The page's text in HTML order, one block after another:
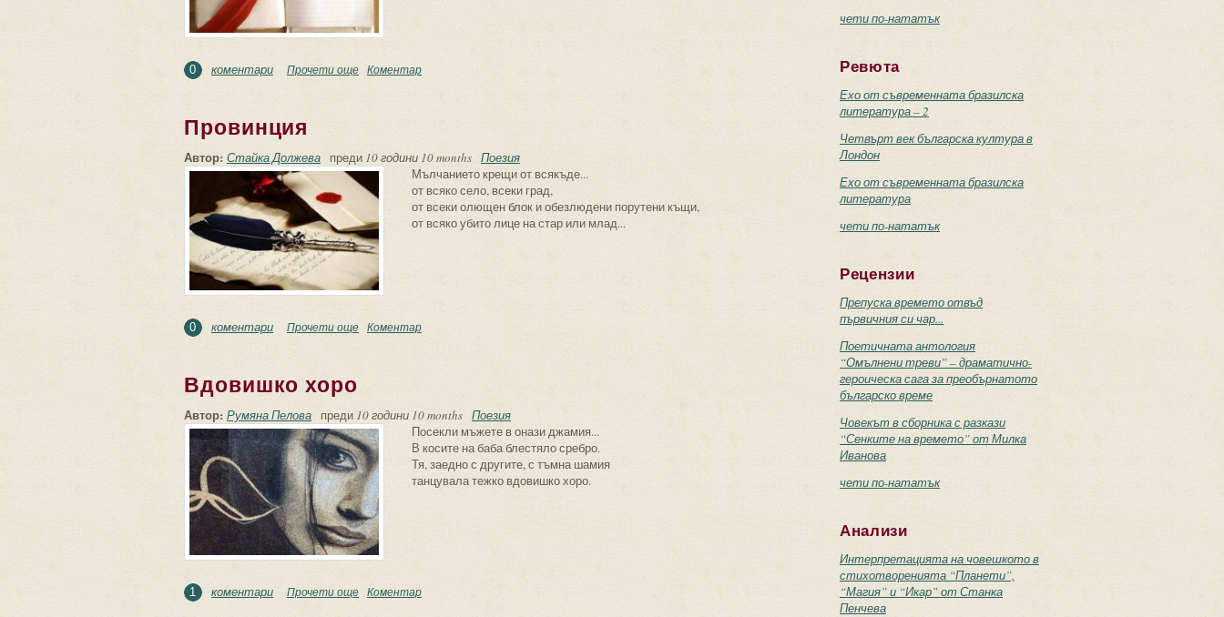
0 коментари Прочети още about Все някой друг ни е виновен
Коментар
Провинция
Автор: Стайка Должева преди 10 години 10 months Поезия
Мълчанието крещи от всякъде...
от всяко село, всеки град,
от всеки олющен блок и обезлюдени порутени къщи,
от всяко убито лице на стар или млад...
0 коментари Прочети още about Провинция
Коментар
Вдовишко хоро
Автор: Румяна Пелова преди 10 години 10 months Поезия
Посекли мъжете в онази джамия...
В косите на баба блестяло сребро.
Тя, заедно с другите, с тъмна шамия
танцувала тежко вдовишко хоро.
1 коментари Прочети още about Вдовишко хоро
Коментар
чети по-нататък
Ревюта
Ехо от съвременната бразилска
литература – 2
Четвърт век българска култура в
Лондон
Ехо от съвременната бразилска
литература
чети по-нататък
Рецензии
Препуска времето отвъд
първичния си чар...
Поетичната антология
“Омълнени треви” – драматично-
героическа сага за преобърнатото
българско време
Човекът в сборника с разкази
“Сенките на времето” от Милка
Иванова
чети по-нататък
Анализи
Интерпретацията на човешкото в
стихотворенията “Планети”,
“Магия” и “Икар” от Станка
Пенчева